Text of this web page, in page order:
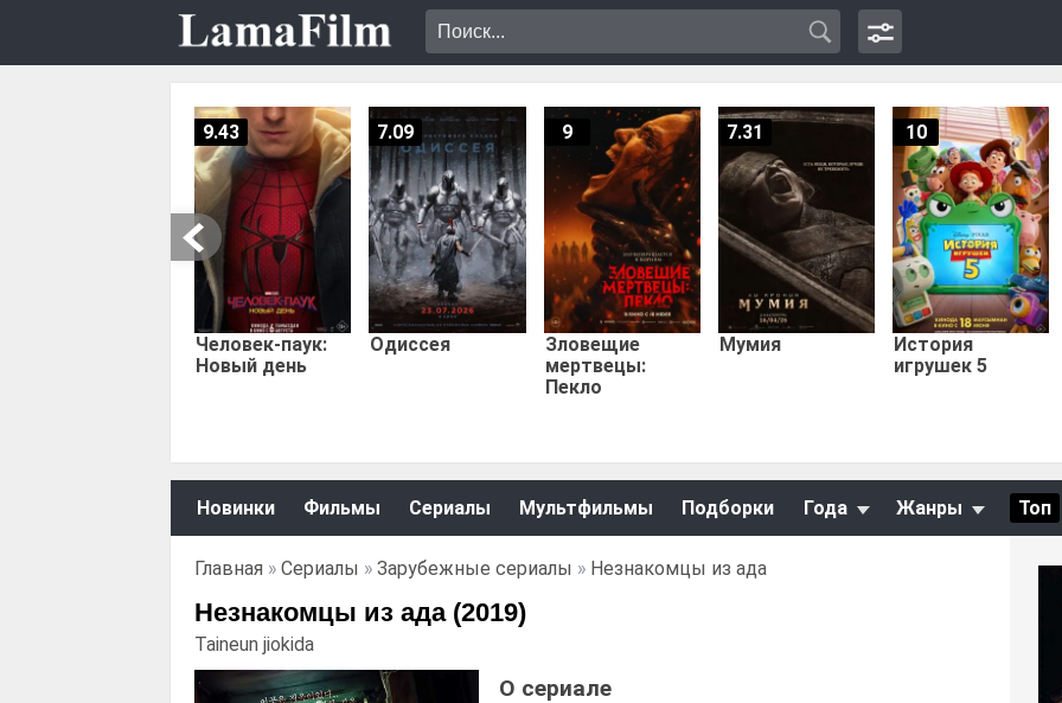
Человек-паук:
Новый день
9.43
Одиссея
7.09
Зловещие
мертвецы:
Пекло
9
Мумия
7.31
История
игрушек 5
10
Новинки Фильмы Сериалы Мультфильмы Подборки Года Жанры Топ
Главная » Сериалы » Зарубежные сериалы » Незнакомцы из ада
Незнакомцы из ада (2019)
Taineun jiokida
О сериале